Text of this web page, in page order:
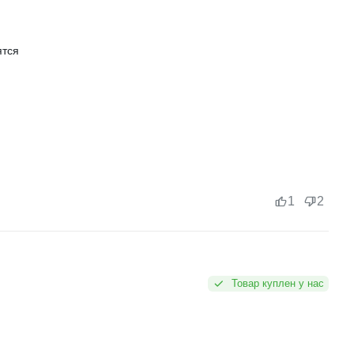
1 2
Товар куплен у нас